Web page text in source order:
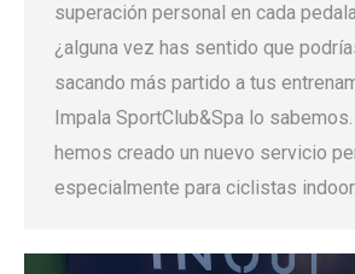
superación personal en cada
¿alguna vez has sentido que
sacando más partido a tus
Impala SportClub&Spa lo
hemos creado un nuevo servicio
especialmente para ciclistas